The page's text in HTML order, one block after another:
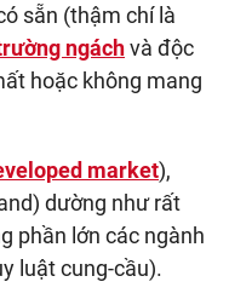
sẵn (thậm chí là
ngáchvà độc
hoặc không mang
market),
dường như rất
phần lớn các ngành
luật cung-cầu).